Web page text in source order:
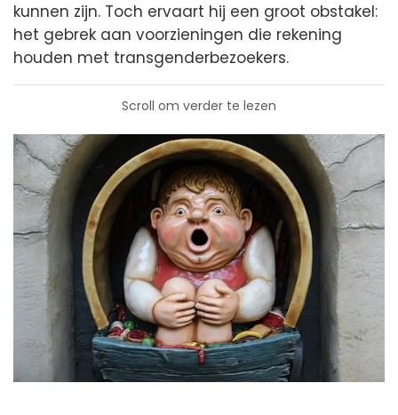
kunnen zijn. Toch ervaart hij een groot obstakel:
het gebrek aan voorzieningen die rekening
houden met transgenderbezoekers.
Scroll om verder te lezen